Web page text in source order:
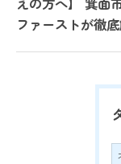
ファーストが徹